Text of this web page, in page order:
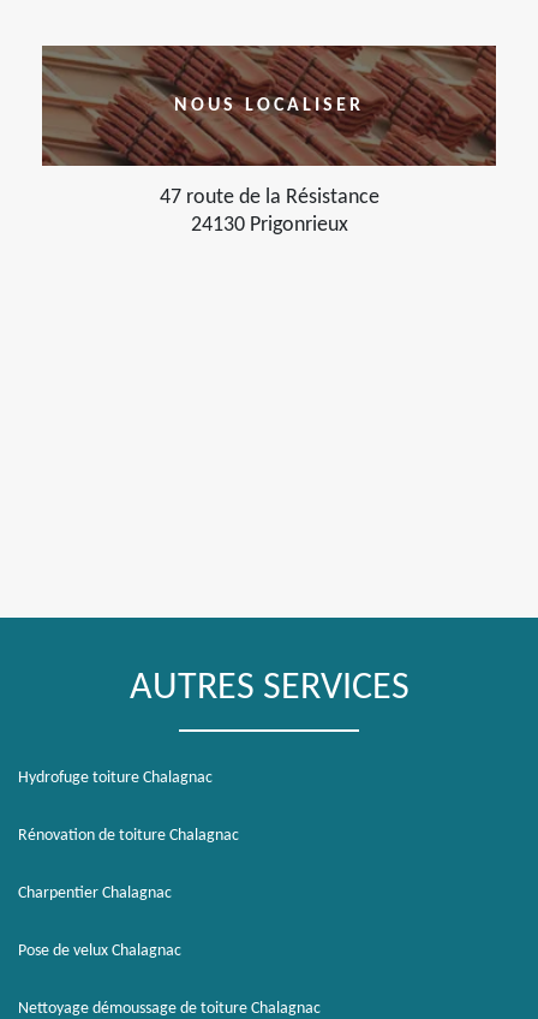
NOUS LOCALISER
47 route de la Résistance
24130 Prigonrieux
AUTRES SERVICES
Hydrofuge toiture Chalagnac
Rénovation de toiture Chalagnac
Charpentier Chalagnac
Pose de velux Chalagnac
Nettoyage démoussage de toiture Chalagnac